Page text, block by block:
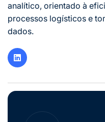
analítico, orientado à
processos logísticos e
dados.